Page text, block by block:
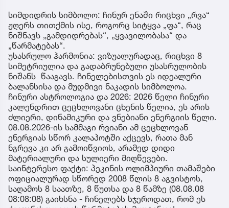
სიმდიდრის სიმბოლო: ჩინურ ენაში რიცხვი „რვა“
ჟღერს თითქმის ისე, როგორც სიტყვა „ფა“, რაც
ნიშნავს „გამდიდრებას“, „ყვავილობასა“ და
„წარმატებას“.
უსასრულო ჰარმონია: ვიზუალურადაც, რიცხვი 8
სიმეტრიულია და გადაბრუნებული უსასრულობის
ნიშანს წააგავს. ჩინელებისთვის ეს იდეალური
ბალანსისა და მუდმივი ნაკადის სიმბოლოა.
ჩინური ასტროლოგია და 2026: 2026 წელი ჩინური
კალენდრით ცეცხლოვანი ცხენის წელია, ეს არის
ძლიერი, დინამიკური და ვნებიანი ენერგიის წელი.
08.08.2026-ის სამმაგი რვიანი ამ ცეცხლოვან
ენერგიას სწორ კალაპოტში აქცევს, რათა მან
ნგრევა კი არ გამოიწვიოს, არამედ დიდი
მატერიალური და სულიერი მიღწევები.
საინტერესო ფაქტი: პეკინის ოლიმპიური თამაშები
ოფიციალურად სწორედ 2008 წლის 8 აგვისტოს,
საღამოს 8 საათზე, 8 წუთსა და 8 წამზე (08.08.08
08:08:08) გაიხსნა - ჩინელებს სჯეროდათ, რომ ეს